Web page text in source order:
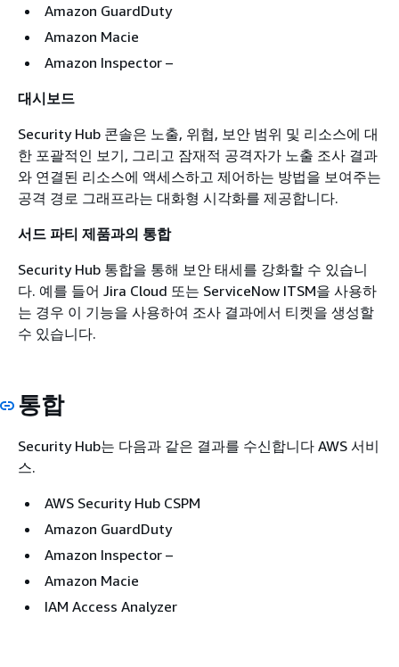
Amazon GuardDuty
Amazon Macie
Amazon Inspector –
대시보드
Security Hub 콘솔은 노출, 위협, 보안 범위 및 리소스에 대
한 포괄적인 보기, 그리고 잠재적 공격자가 노출 조사 결과
와 연결된 리소스에 액세스하고 제어하는 방법을 보여주는
공격 경로 그래프라는 대화형 시각화를 제공합니다.
서드 파티 제품과의 통합
Security Hub 통합을 통해 보안 태세를 강화할 수 있습니
다. 예를 들어 Jira Cloud 또는 ServiceNow ITSM을 사용하
는 경우 이 기능을 사용하여 조사 결과에서 티켓을 생성할
수 있습니다.
통합
Security Hub는 다음과 같은 결과를 수신합니다 AWS 서비
스.
AWS Security Hub CSPM
Amazon GuardDuty
Amazon Inspector –
Amazon Macie
IAM Access Analyzer